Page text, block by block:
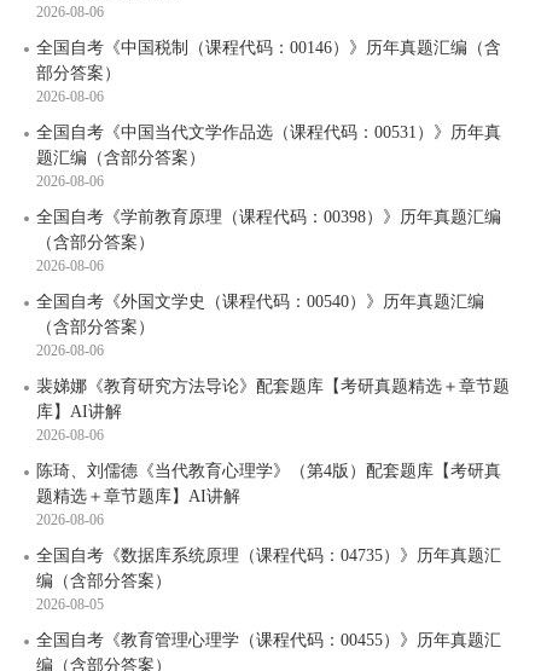
2026-08-06
全国自考《中国税制（课程代码：00146）》历年真题汇编（含
部分答案）
2026-08-06
全国自考《中国当代文学作品选（课程代码：00531）》历年真
题汇编（含部分答案）
2026-08-06
全国自考《学前教育原理（课程代码：00398）》历年真题汇编
（含部分答案）
2026-08-06
全国自考《外国文学史（课程代码：00540）》历年真题汇编
（含部分答案）
2026-08-06
裴娣娜《教育研究方法导论》配套题库【考研真题精选＋章节题
库】AI讲解
2026-08-06
陈琦、刘儒德《当代教育心理学》（第4版）配套题库【考研真
题精选＋章节题库】AI讲解
2026-08-06
全国自考《数据库系统原理（课程代码：04735）》历年真题汇
编（含部分答案）
2026-08-05
全国自考《教育管理心理学（课程代码：00455）》历年真题汇
编（含部分答案）